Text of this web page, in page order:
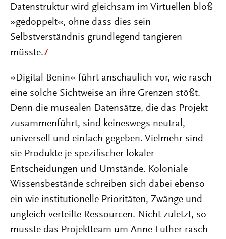
Datenstruktur wird gleichsam im Virtuellen bloß
»gedoppelt«, ohne dass dies sein
Selbstverständnis grundlegend tangieren
müsste.7
»Digital Benin« führt anschaulich vor, wie rasch
eine solche Sichtweise an ihre Grenzen stößt.
Denn die musealen Datensätze, die das Projekt
zusammenführt, sind keineswegs neutral,
universell und einfach gegeben. Vielmehr sind
sie Produkte je spezifischer lokaler
Entscheidungen und Umstände. Koloniale
Wissensbestände schreiben sich dabei ebenso
ein wie institutionelle Prioritäten, Zwänge und
ungleich verteilte Ressourcen. Nicht zuletzt, so
musste das Projektteam um Anne Luther rasch